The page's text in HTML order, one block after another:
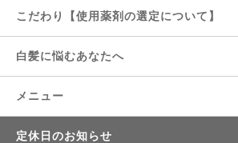
こだわり【使用薬剤の選定について】
白髪に悩むあなたへ
メニュー
定休日のお知らせ